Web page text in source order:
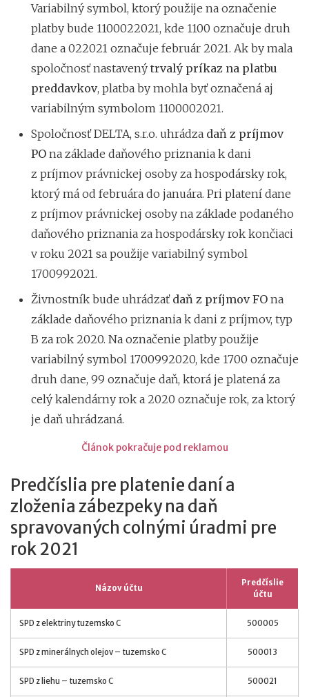
Variabilný symbol, ktorý použije na označenie
platby bude 1100022021, kde 1100 označuje druh
dane a 022021 označuje február 2021. Ak by mala
spoločnosť nastavený trvalý príkaz na platbu
preddavkov, platba by mohla byť označená aj
variabilným symbolom 1100002021.
Spoločnosť DELTA, s.r.o. uhrádza daň z príjmov
PO na základe daňového priznania k dani
z príjmov právnickej osoby za hospodársky rok,
ktorý má od februára do januára. Pri platení dane
z príjmov právnickej osoby na základe podaného
daňového priznania za hospodársky rok končiaci
v roku 2021 sa použije variabilný symbol
1700992021.
Živnostník bude uhrádzať daň z príjmov FO na
základe daňového priznania k dani z príjmov, typ
B za rok 2020. Na označenie platby použije
variabilný symbol 1700992020, kde 1700 označuje
druh dane, 99 označuje daň, ktorá je platená za
celý kalendárny rok a 2020 označuje rok, za ktorý
je daň uhrádzaná.
Článok pokračuje pod reklamou
Predčíslia pre platenie daní a
zloženia zábezpeky na daň
spravovaných colnými úradmi pre
rok 2021
Názov účtu
Predčíslie
účtu
SPD z elektriny tuzemsko C 500005
SPD z minerálnych olejov – tuzemsko C 500013
SPD z liehu – tuzemsko C 500021